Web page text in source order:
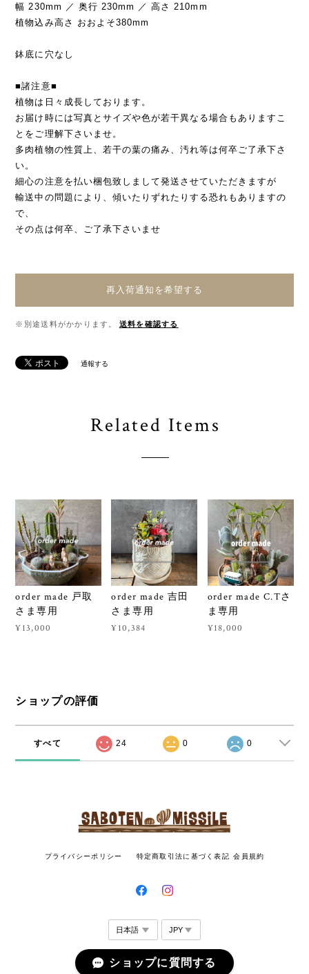
幅 230mm ／ 奥行 230mm ／ 高さ 210mm
植物込み高さ おおよそ380mm
鉢底に穴なし
■諸注意■
植物は日々成長しております。
お届け時には写真とサイズや色が若干異なる場合もありますこ
とをご理解下さいませ。
多肉植物の性質上、若干の葉の痛み、汚れ等は何卒ご了承下さ
い。
細心の注意を払い梱包致しまして発送させていただきますが
輸送中の問題により、傾いたりずれたりする恐れもありますの
で、
その点は何卒、ご了承下さいませ
再入荷通知を希望する
※別途送料がかかります。 送料を確認する
通報する
Related Items
order made 戸取
さま専用
¥13,000
order made 吉田
さま専用
¥10,384
order made C.Tさ
ま専用
¥18,000
ショップの評価
すべて 24 0 0
プライバシーポリシー 特定商取引法に基づく表記 会員規約
© SABOTEN MISSILE All rights reserved.
ショップに質問する